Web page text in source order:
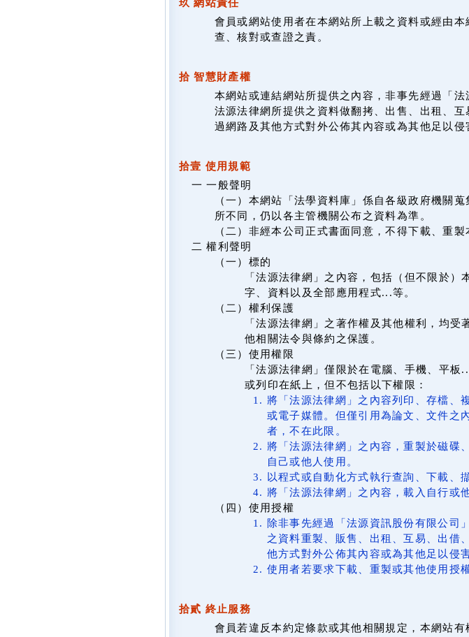
玖 網站責任
會員或網站使用者在本網站所上載之資料或經由
查、核對或查證之責。
拾 智慧財產權
本網站或連結網站所提供之內容，非事先經過「
法源法律網所提供之資料做翻拷、出售、出租、
過網路及其他方式對外公佈其內容或為其他足以
拾壹 使用規範
一 一般聲明
（一）本網站「法學資料庫」係自各級政府機關
所不同，仍以各主管機關公布之資料為準。
（二）非經本公司正式書面同意，不得下載、重製
二 權利聲明
（一）標的
「法源法律網」之內容，包括（但不限於
字、資料以及全部應用程式...等。
（二）權利保護
「法源法律網」之著作權及其他權利，均
他相關法令與條約之保護。
（三）使用權限
「法源法律網」僅限於在電腦、手機、平
或列印在紙上，但不包括以下權限：
將「法源法律網」之內容列印、存檔、
或電子媒體。但僅引用為論文、文件之
者，不在此限。
將「法源法律網」之內容，重製於磁碟
自己或他人使用。
以程式或自動化方式執行查詢、下載、
將「法源法律網」之內容，載入自行或
（四）使用授權
除非事先經過「法源資訊股份有限公司
之資料重製、販售、出租、互易、出借
他方式對外公佈其內容或為其他足以侵
使用者若要求下載、重製或其他使用授
拾貳 終止服務
會員若違反本約定條款或其他相關規定，本網站